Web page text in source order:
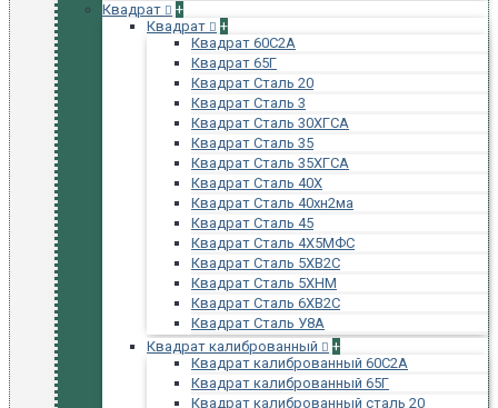
Квадрат
+
Квадрат
+
Квадрат 60С2А
Квадрат 65Г
Квадрат Сталь 20
Квадрат Сталь 3
Квадрат Сталь 30ХГСА
Квадрат Сталь 35
Квадрат Сталь 35ХГСА
Квадрат Сталь 40Х
Квадрат Сталь 40хн2ма
Квадрат Сталь 45
Квадрат Сталь 4Х5МФС
Квадрат Сталь 5ХВ2С
Квадрат Сталь 5ХНМ
Квадрат Сталь 6ХВ2С
Квадрат Сталь У8А
Квадрат калиброванный
+
Квадрат калиброванный 60С2А
Квадрат калиброванный 65Г
Квадрат калиброванный сталь 20